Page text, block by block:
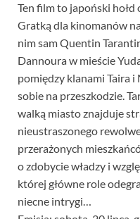
Ten film to japoński
Gratką dla kinomanów
nim sam Quentin
Dannoura w mieście
pomiędzy klanami Taira
sobie na przeszkodzie.
walką miasto znajduje
nieustraszonego
przerażonych
o zdobycie władzy i
której główne role
niecne intrygi…